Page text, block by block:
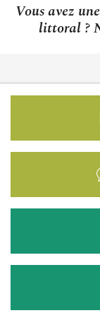
Vous avez
littoral ?
Pied
-